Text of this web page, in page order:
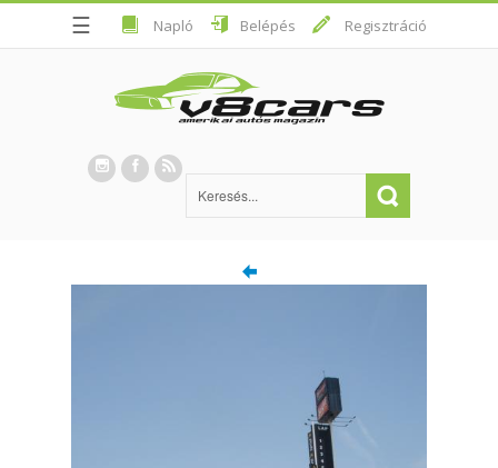
☰ Napló Belépés Regisztráció